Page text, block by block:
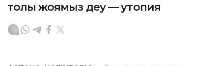
толық жоямыз деу — утопия